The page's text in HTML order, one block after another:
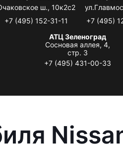
ш., 10к2с2
+7 (495) 152-31-11
+7 (495)
АТЦ Зеленоград
Сосновая аллея, 4,
стр. 3
+7 (495) 431-00-33